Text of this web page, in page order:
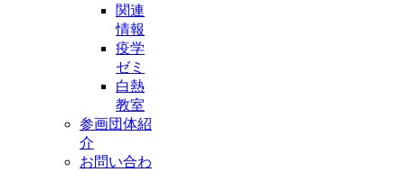
関連
情報
疫学
ゼミ
白熱
教室
参画団体紹
介
お問い合わ